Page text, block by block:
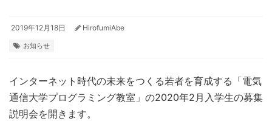
2019年12月18日 HirofumiAbe
お知らせ
インターネット時代の未来をつくる若者を育成する「電気
通信大学プログラミング教室」の2020年2月入学生の募集
説明会を開きます。